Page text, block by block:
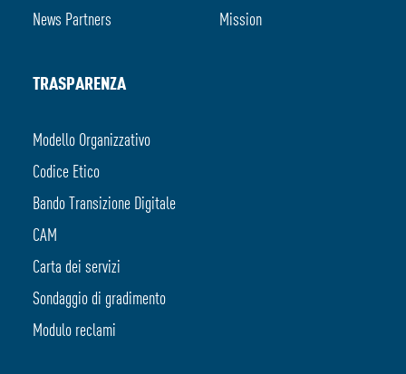
News Partners
Mission
TRASPARENZA
Modello Organizzativo
Codice Etico
Bando Transizione Digitale
CAM
Carta dei servizi
Sondaggio di gradimento
Modulo reclami